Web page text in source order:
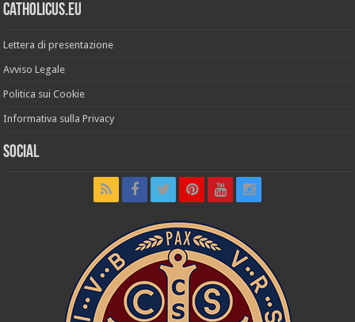
Catholicus.eu
Lettera di presentazione
Avviso Legale
Politica sui Cookie
Informativa sulla Privacy
Social